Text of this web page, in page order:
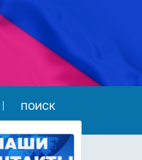
ПОИСК